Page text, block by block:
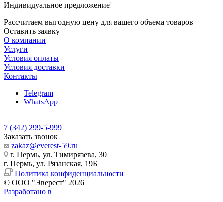
Индивидуальное предложение!
Рассчитаем выгодную цену для вашего объема товаров
Оставить заявку
О компании
Услуги
Условия оплаты
Условия доставки
Контакты
Telegram
WhatsApp
7 (342) 299-5-999
Заказать звонок
zakaz@everest-59.ru
г. Пермь, ул. Тимирязева, 30
г. Пермь, ул. Рязанская, 19Б
Политика конфиденциальности
© ООО "Эверест" 2026
Разработано в